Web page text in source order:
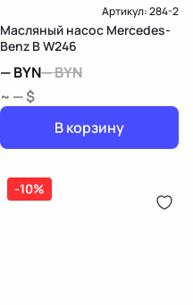
Артикул:284-2
Масляный насос Mercedes-
Benz B W246
—BYN—BYN
~ — $
В корзину
-10%